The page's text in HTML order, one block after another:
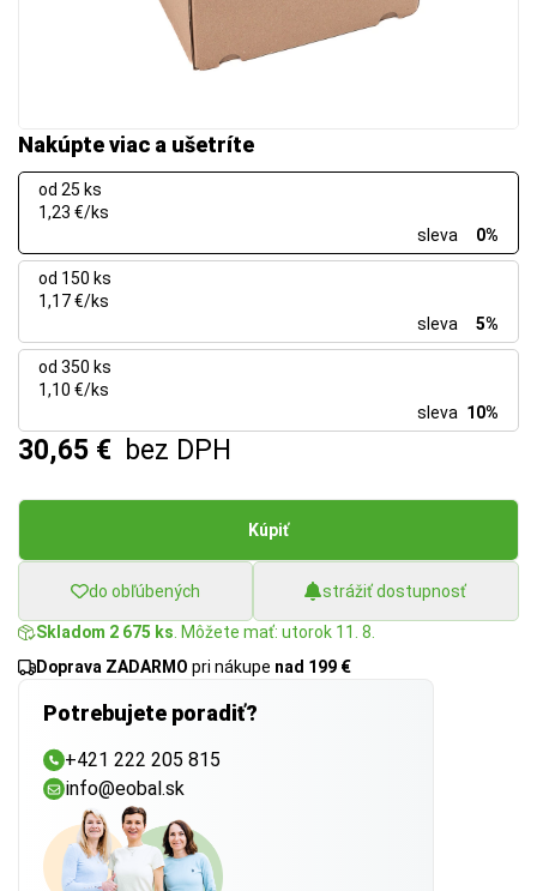
Nakúpte viac a ušetríte
od 25 ks
1,23 €/ks
sleva
0%
od 150 ks
1,17 €/ks
sleva
5%
od 350 ks
1,10 €/ks
sleva 10%
30,65 € bez DPH
Kúpiť
do obľúbených strážiť dostupnosť
Skladom 2 675 ks . Môžete mať: utorok 11. 8.
Doprava ZADARMO pri nákupe nad 199 €
Potrebujete poradiť?
+421 222 205 815
info@eobal.sk